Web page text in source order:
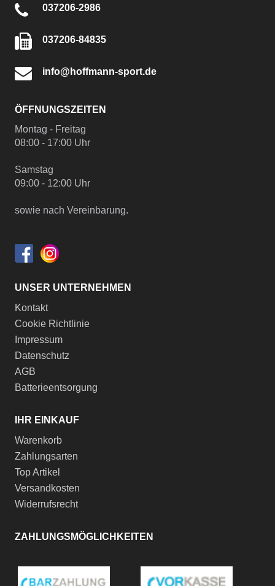
037206-2986
037206-84835
info@hoffmann-sport.de
ÖFFNUNGSZEITEN
Montag - Freitag
08:00 - 17:00 Uhr
Samstag
09:00 - 12:00 Uhr
sowie nach Vereinbarung.
UNSER UNTERNEHMEN
Kontakt
Cookie Richtlinie
Impressum
Datenschutz
AGB
Batterieentsorgung
IHR EINKAUF
Warenkorb
Zahlungsarten
Top Artikel
Versandkosten
Widerrufsrecht
ZAHLUNGSMÖGLICHKEITEN